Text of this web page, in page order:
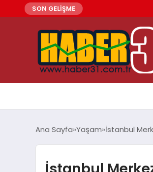
SON GELİŞME
Ana Sayfa Yaşam İstanbul